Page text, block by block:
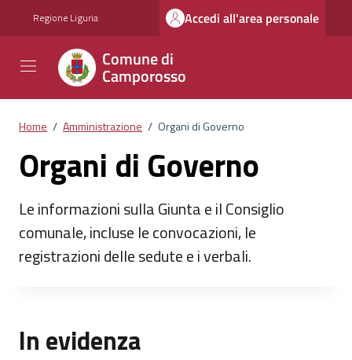
Regione Liguria Accedi all'area personale
Comune di
Camporosso
Home / Amministrazione / Organi di Governo
Organi di Governo
Le informazioni sulla Giunta e il Consiglio
comunale, incluse le convocazioni, le
registrazioni delle sedute e i verbali.
In evidenza